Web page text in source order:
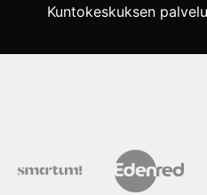
Kuntokeskuksen
vastaamalla voit